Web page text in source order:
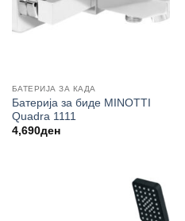
БАТЕРИЈА ЗА КАДА
Батерија за биде MINOTTI
Quadra 1111
4,690ден